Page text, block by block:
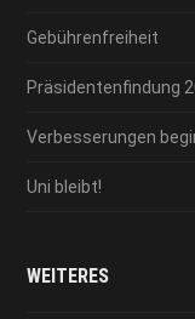
Gebührenfreiheit
Präsidentenfindung
Verbesserungen
Uni bleibt!
WEITERES